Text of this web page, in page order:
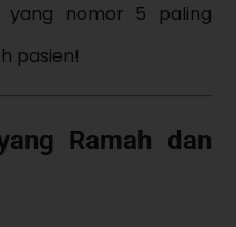
nomor 5 paling
pasien!
Ramah dan